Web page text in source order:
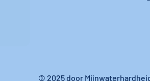
© 2025 door